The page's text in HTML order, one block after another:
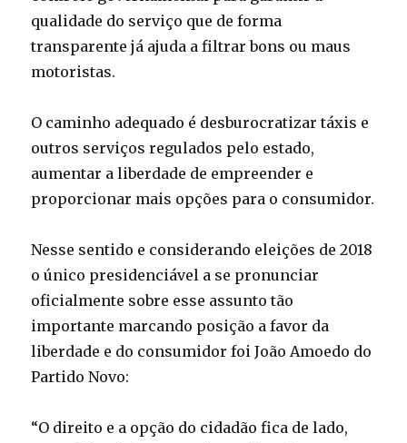
qualidade do serviço que de forma
transparente já ajuda a filtrar bons ou maus
motoristas.
O caminho adequado é desburocratizar táxis e
outros serviços regulados pelo estado,
aumentar a liberdade de empreender e
proporcionar mais opções para o consumidor.
Nesse sentido e considerando eleições de 2018
o único presidenciável a se pronunciar
oficialmente sobre esse assunto tão
importante marcando posição a favor da
liberdade e do consumidor foi João Amoedo do
Partido Novo:
“O direito e a opção do cidadão fica de lado,